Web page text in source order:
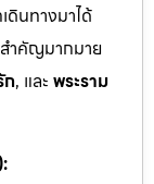
ดินทางมาได้
ำคัญมากมาย
ก, และ พระราม